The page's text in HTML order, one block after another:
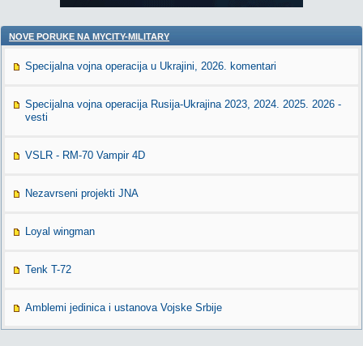
NOVE PORUKE NA MYCITY-MILITARY
Specijalna vojna operacija u Ukrajini, 2026. komentari
Specijalna vojna operacija Rusija-Ukrajina 2023, 2024. 2025. 2026 -
vesti
VSLR - RM-70 Vampir 4D
Nezavrseni projekti JNA
Loyal wingman
Tenk T-72
Amblemi jedinica i ustanova Vojske Srbije